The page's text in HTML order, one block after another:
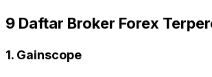
9 Daftar Broker Forex
1. Gainscope